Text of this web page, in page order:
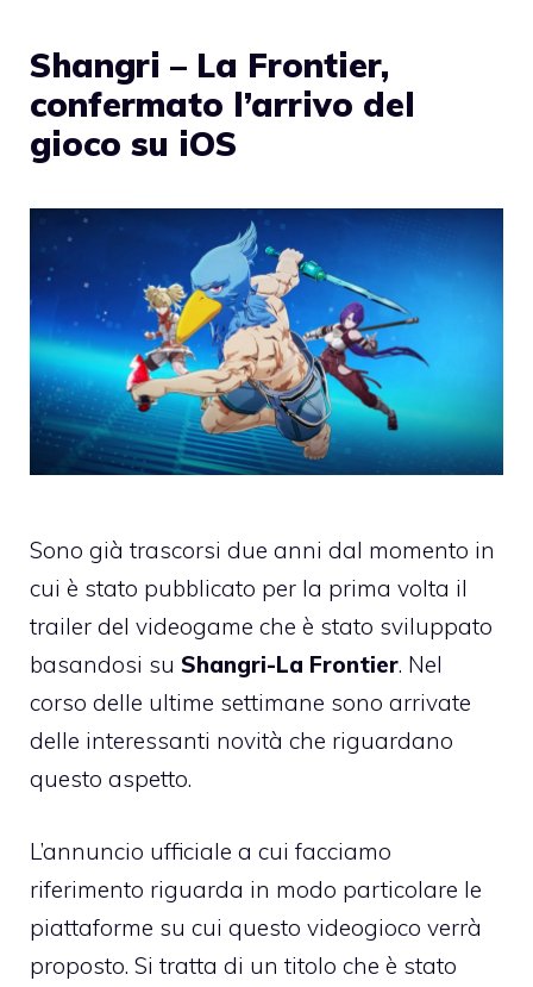
Shangri – La Frontier,
confermato l’arrivo del
gioco su iOS
Sono già trascorsi due anni dal momento in
cui è stato pubblicato per la prima volta il
trailer del videogame che è stato sviluppato
basandosi su Shangri-La Frontier. Nel
corso delle ultime settimane sono arrivate
delle interessanti novità che riguardano
questo aspetto.
L’annuncio ufficiale a cui facciamo
riferimento riguarda in modo particolare le
piattaforme su cui questo videogioco verrà
proposto. Si tratta di un titolo che è stato